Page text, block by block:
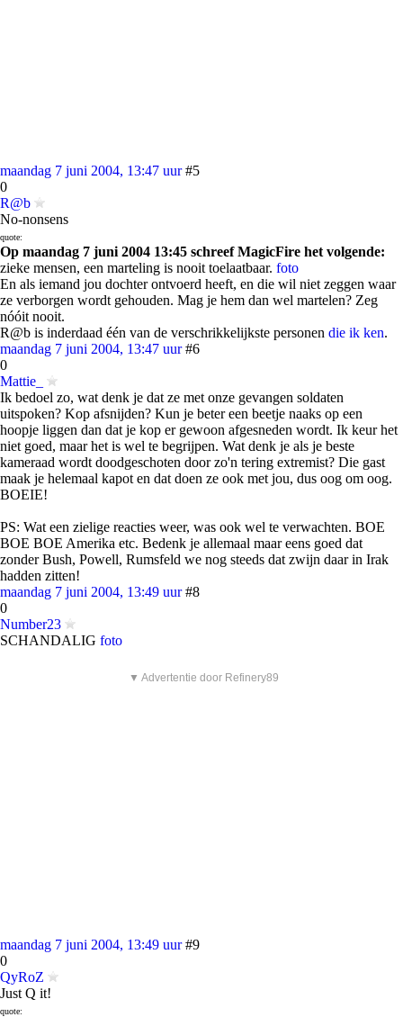
maandag 7 juni 2004, 13:47 uur #5
0
R@b
No-nonsens
quote:
Op maandag 7 juni 2004 13:45 schreef MagicFire het volgende:
zieke mensen, een marteling is nooit toelaatbaar. foto
En als iemand jou dochter ontvoerd heeft, en die wil niet zeggen waar
ze verborgen wordt gehouden. Mag je hem dan wel martelen? Zeg
nóóit nooit.
R@b is inderdaad één van de verschrikkelijkste personen die ik ken.
maandag 7 juni 2004, 13:47 uur #6
0
Mattie_
Ik bedoel zo, wat denk je dat ze met onze gevangen soldaten
uitspoken? Kop afsnijden? Kun je beter een beetje naaks op een
hoopje liggen dan dat je kop er gewoon afgesneden wordt. Ik keur het
niet goed, maar het is wel te begrijpen. Wat denk je als je beste
kameraad wordt doodgeschoten door zo'n tering extremist? Die gast
maak je helemaal kapot en dat doen ze ook met jou, dus oog om oog.
BOEIE!
PS: Wat een zielige reacties weer, was ook wel te verwachten. BOE
BOE BOE Amerika etc. Bedenk je allemaal maar eens goed dat
zonder Bush, Powell, Rumsfeld we nog steeds dat zwijn daar in Irak
hadden zitten!
maandag 7 juni 2004, 13:49 uur #8
0
Number23
SCHANDALIG foto
▼ Advertentie door Refinery89
maandag 7 juni 2004, 13:49 uur #9
0
QyRoZ
Just Q it!
quote: